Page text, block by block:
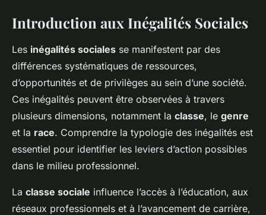
Introduction aux Inégalités Sociales
Les inégalités sociales se manifestent par des
différences systématiques de ressources,
d’opportunités et de privilèges au sein d’une société.
Ces inégalités peuvent être observées à travers
plusieurs dimensions, notamment la classe, le genre
et la race. Comprendre la typologie des inégalités est
essentiel pour identifier les leviers d’action possibles
dans le milieu professionnel.
La classe sociale influence l’accès à l’éducation, aux
réseaux professionnels et à l’avancement de carrière,